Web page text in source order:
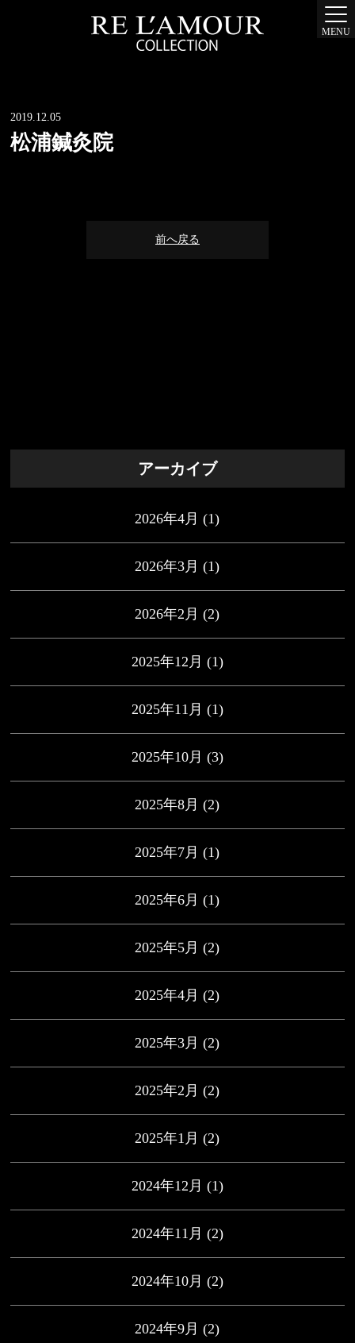
MENU
2019.12.05
松浦鍼灸院
前へ戻る
アーカイブ
2026年4月 (1)
2026年3月 (1)
2026年2月 (2)
2025年12月 (1)
2025年11月 (1)
2025年10月 (3)
2025年8月 (2)
2025年7月 (1)
2025年6月 (1)
2025年5月 (2)
2025年4月 (2)
2025年3月 (2)
2025年2月 (2)
2025年1月 (2)
2024年12月 (1)
2024年11月 (2)
2024年10月 (2)
2024年9月 (2)